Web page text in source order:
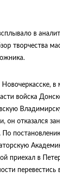
в
творчества
войска
он отказался
приехал в
перевестись